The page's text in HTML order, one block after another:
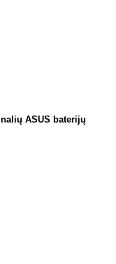
ASUS baterijų